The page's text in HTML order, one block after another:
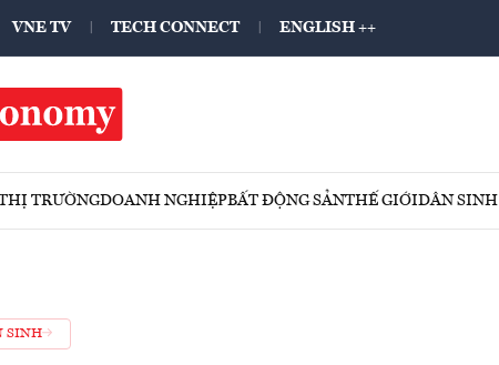
VNE TV TECH CONNECT ENGLISH ++
TRƯỜNGDOANH NGHIỆPBẤT ĐỘNG SẢNTHẾ GIỚIDÂN SINH
SINH